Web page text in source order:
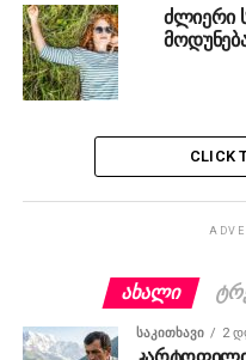
ძლიერი
CLICK
ᲐᲮᲐᲚᲘ
ᲡᲐᲙᲘᲗᲮᲐᲕᲘ 2